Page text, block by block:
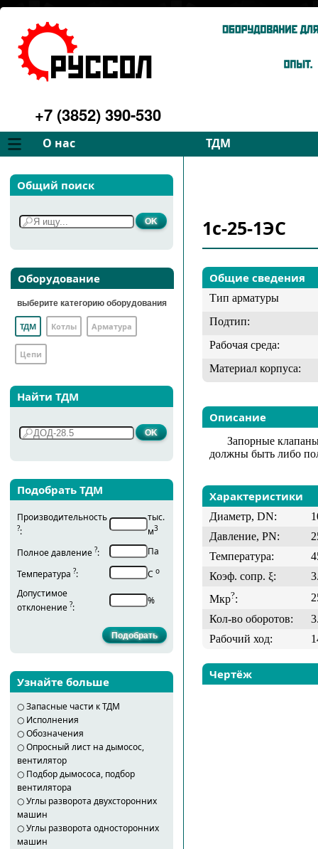
+7 (3852) 390-530
О нас ТДМ
Компания
Философия
Услуги
Галерея
Контакты
Запчасти
Подбор
Общий поиск
Оборудование
выберите категорию оборудования
ТДМ Котлы Арматура
Цепи
Найти ТДМ
Подобрать ТДМ
Производительность
?:
тыс.
м3
Полное давление ?:
Па
Температура ?: С о
Допустимое
отклонение ?:
%
Узнайте больше
○Запасные части к ТДМ
○ Исполнения
○Обозначения
○Опросный лист на дымосос,
вентилятор
○ Подбор дымососа, подбор
вентилятора
○Углы разворота двухсторонних
машин
○Углы разворота односторонних
машин
1с-25-1ЭС
Общие сведения
Тип арматуры
Подтип:
Рабочая среда:
Материал корпуса:
Описание
Запорные
должны быть либо
Характеристики
Диаметр, DN:
Давление, PN:
Температура:
Коэф. сопр. ξ:
Мкр?:
Кол-во оборотов:
Рабочий ход:
Чертёж